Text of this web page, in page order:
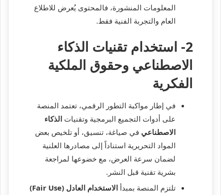
المعلومات المنشورة، فالمحتوى يُعرض للاطلاع
العام والتجربة الفنية فقط.
2- استخدام تقنيات الذكاء
الاصطناعي وحقوق الملكية
الفكرية
في إطار مواكبة التطور الرقمي، تعتمد المنصة
على أدوات التجميع البرمجية وتقنيات الذكاء
الاصطناعي في صياغة، تنسيق، أو تلخيص بعض
المواد التحريرية استناداً إلى مصادرها العلنية
لضمان سرعة العرض، مع خضوعها لمراجعة
بشرية تقنية قبل النشر.
تلتزم المنصة بمبدأ الاستخدام العادل (Fair Use)